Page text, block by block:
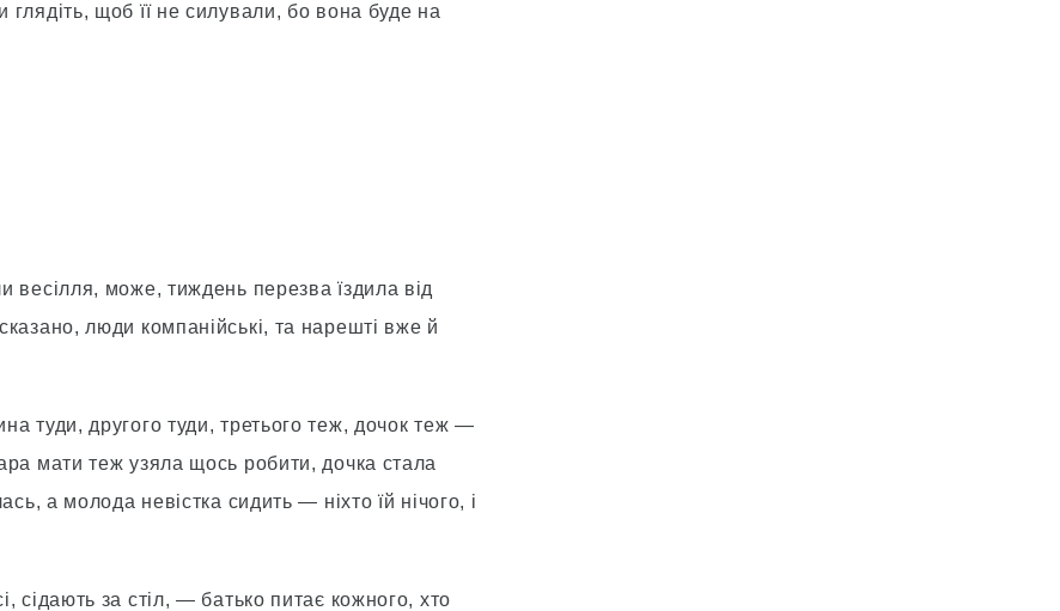
щоб її не силували, бо вона буде на
весілля, може, тиждень перезва їздила від
люди компанійські, та нарешті вже й
туди, другого туди, третього теж, дочок теж —
мати теж узяла щось робити, дочка стала
а молода невістка сидить — ніхто їй нічого, і
сідають за стіл, — батько питає кожного, хто